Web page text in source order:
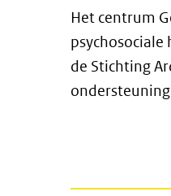
Het centrum
de Stichting